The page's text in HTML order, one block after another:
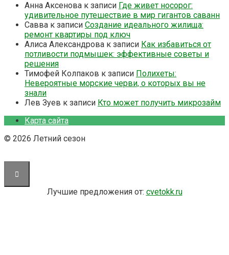
Анна Аксенова к записи Где живет носорог:
удивительное путешествие в мир гигантов саванн
Савва к записи Создание идеального жилища:
ремонт квартиры под ключ
Алиса Александрова к записи Как избавиться от
потливости подмышек: эффективные советы и
решения
Тимофей Колпаков к записи Полихеты:
Невероятные морские черви, о которых вы не
знали
Лев Зуев к записи Кто может получить микрозайм
Карта сайта
© 2026 Летний сезон
Лучшие предложения от: cvetokk.ru